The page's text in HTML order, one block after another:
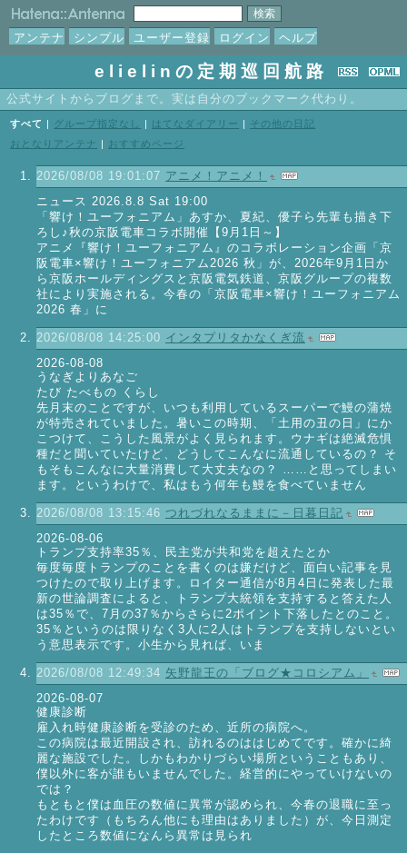
アンテナ シンプル ユーザー登録 ログイン ヘルプ
elielinの定期巡回航路
公式サイトからブログまで。実は自分のブックマーク代わり。
すべて グループ指定なし はてなダイアリー
その他の日記
おとなりアンテナ
おすすめページ
2026/08/08 19:01:07 アニメ！アニメ！
ニュース 2026.8.8 Sat 19:00
「響け！ユーフォニアム」あすか、夏紀、優子ら先輩も描き下
ろし♪秋の京阪電車コラボ開催【9月1日～】
アニメ『響け！ユーフォニアム』のコラボレーション企画「京
阪電車×響け！ユーフォニアム2026 秋」が、2026年9月1日か
ら京阪ホールディングスと京阪電気鉄道、京阪グループの複数
社により実施される。今春の「京阪電車×響け！ユーフォニアム
2026 春」に
2026/08/08 14:25:00 インタプリタかなくぎ流
2026-08-08
うなぎよりあなご
たび たべもの くらし
先月末のことですが、いつも利用しているスーパーで鰻の蒲焼
が特売されていました。暑いこの時期、「土用の丑の日」にか
こつけて、こうした風景がよく見られます。ウナギは絶滅危惧
種だと聞いていたけど、どうしてこんなに流通しているの？ そ
もそもこんなに大量消費して大丈夫なの？ ……と思ってしまい
ます。というわけで、私はもう何年も鰻を食べていません
2026/08/08 13:15:46 つれづれなるままに－日暮日記
2026-08-06
トランプ支持率35％、民主党が共和党を超えたとか
毎度毎度トランプのことを書くのは嫌だけど、面白い記事を見
つけたので取り上げます。ロイター通信が8月4日に発表した最
新の世論調査によると、トランプ大統領を支持すると答えた人
は35％で、7月の37％からさらに2ポイント下落したとのこと。
35％というのは限りなく3人に2人はトランプを支持しないとい
う意思表示です。小生から見れば、いま
2026/08/08 12:49:34 矢野龍王の「ブログ★コロシアム」
2026-08-07
健康診断
雇入れ時健康診断を受診のため、近所の病院へ。
この病院は最近開設され、訪れるのははじめてです。確かに綺
麗な施設でした。しかもわかりづらい場所ということもあり、
僕以外に客が誰もいませんでした。経営的にやっていけないの
では？
もともと僕は血圧の数値に異常が認められ、今春の退職に至っ
たわけです（もちろん他にも理由はありました）が、今日測定
したところ数値になんら異常は見られ